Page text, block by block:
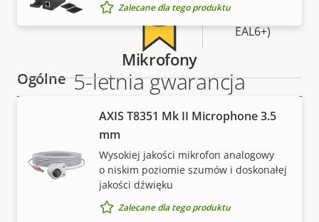
Secure keystore
Element (CC
EAL6+)
Ogólne
nieruchomości
Wartość
Zdalne ustawianie ostrości Tak
Zdalny zoom Tak
Wbudowane oświetlenie
w podczerwieni
Zalecane dla tego produktu
Mikrofony
AXIS T8351 Mk II Microphone 3.5
mm
Wysokiej jakości mikrofon analogowy
o niskim poziomie szumów i doskonałej
jakości dźwięku
Zalecane dla tego produktu
5-letnia gwarancja
zapewniająca spokój
Nasza nowa 5-letnia gwarancja zapewnia lata
bezproblemowego użytkowania i kontrolę nad
kosztami. Nie ma żadnych zapisów drobnym
drukiem: oferujemy dokładnie to, co obiecujemy.